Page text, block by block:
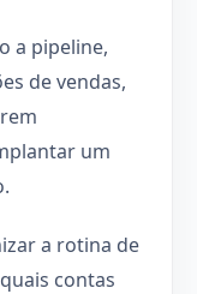
a pipeline,
de vendas,
um
a rotina de
contas